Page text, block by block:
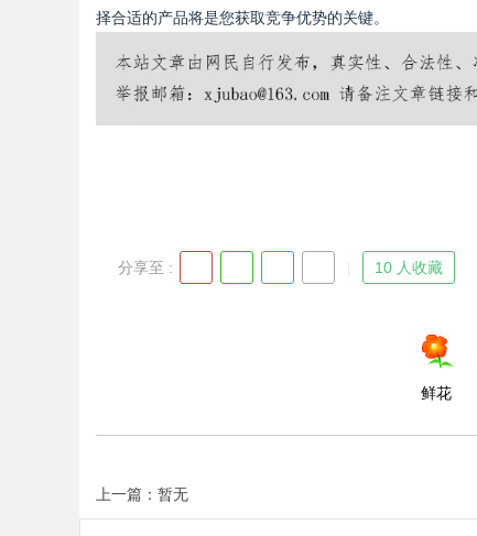
择合适的产品将是您获取竞争优势的关键。
分享至 : 10 人收藏
鲜花
上一篇：暂无